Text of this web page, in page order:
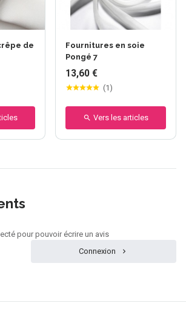
de
Fournitures en soie
Pongé 7
13,60 €
(1 )
Vers les articles
pour pouvoir écrire un avis
Connexion